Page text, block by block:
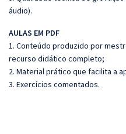
áudio).
AULAS EM PDF
1. Conteúdo produzido por
recurso didático completo;
2. Material prático que facilita a
3. Exercícios comentados.